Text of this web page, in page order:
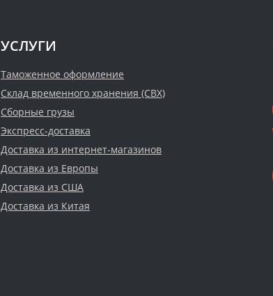
УСЛУГИ
Таможенное оформление
Склад временного хранения (СВХ)
Сборные грузы
Экспресс-доставка
Доставка из интернет-магазинов
Доставка из Европы
Доставка из США
Доставка из Китая